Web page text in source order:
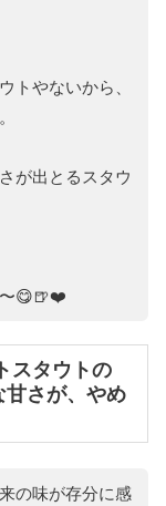
トやないから、
が出とるスタウ
〜😋🍺❤️
スタウトの
甘さが、やめ
の味が存分に感